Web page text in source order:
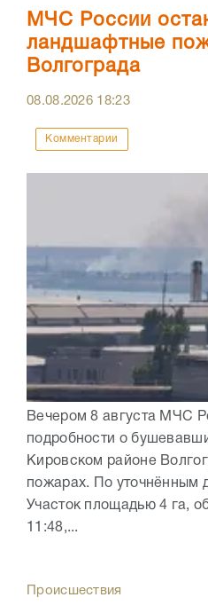
МЧС России
ландшафтные
Волгограда
08.08.2026 18:23
Комментарии
Вечером 8 августа МЧС
подробности о
Кировском районе
пожарах. По уточнённым
Участок площадью 4 га,
11:48,...
Происшествия